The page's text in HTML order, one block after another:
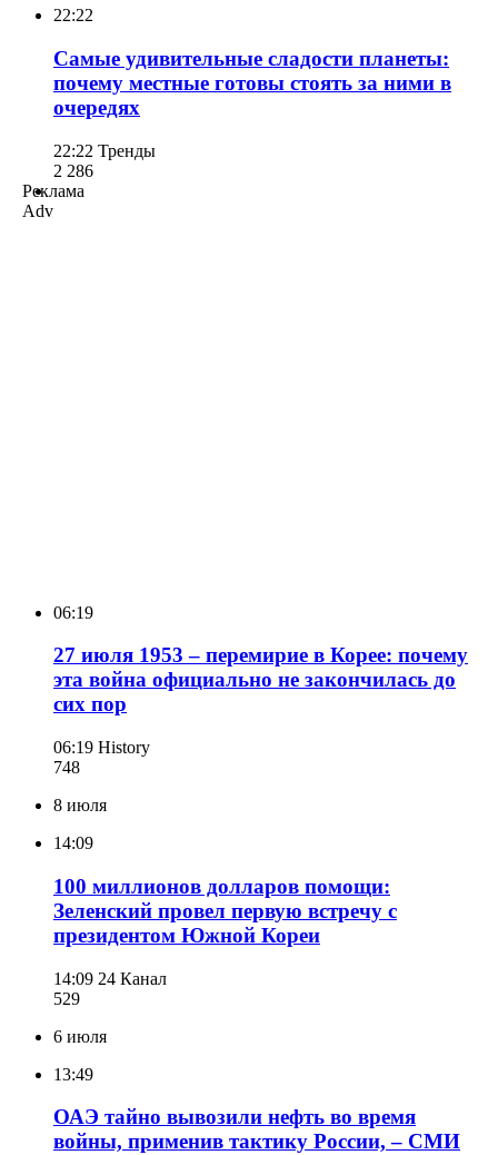
22:22
Самые удивительные сладости планеты:
почему местные готовы стоять за ними в
очередях
22:22 Тренды
2 286
Реклама
Adv
06:19
27 июля 1953 – перемирие в Корее: почему
эта война официально не закончилась до
сих пор
06:19 History
748
8 июля
14:09
100 миллионов долларов помощи:
Зеленский провел первую встречу с
президентом Южной Кореи
14:09 24 Канал
529
6 июля
13:49
ОАЭ тайно вывозили нефть во время
войны, применив тактику России, – СМИ